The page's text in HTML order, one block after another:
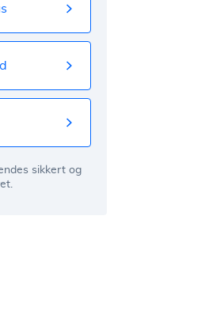
sikkert og